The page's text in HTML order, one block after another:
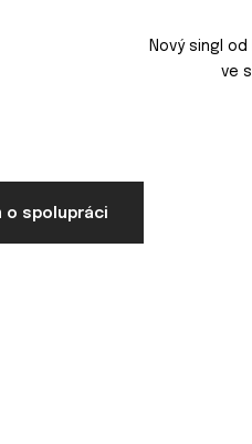
Nový singl
ve
o spolupráci